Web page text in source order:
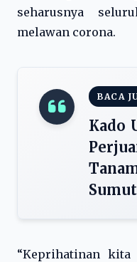
seharusnya
melawan corona.
BACA
Kado
Sumut
“Keprihatinan